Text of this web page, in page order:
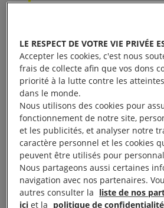
par nature. Des armes,
Le général Ahmed al Asiri,
coalition militaire dirigée par
déclaré le 19 décembre que la
d’utiliser les bombes à sous-
fabriquées au Royaume-Uni.
confirmer nos conclusions, selon
d’armes était utilisé depuis au
2015 dans le cadre du conflit.
révélé l’utilisation par la coalition
LE RESPECT DE VOTRE VIE PRIVÉE
Accepter les cookies, c'est nous
frais de collecte afin que vos dons
priorité à la lutte contre les
dans le monde.
Nous utilisons des cookies pour
fonctionnement de notre site,
et les publicités, et analyser notre
caractère personnel et les cookies
peuvent être utilisés pour
Nous partageons aussi certaines
navigation avec nos partenaires.
autres consulter la liste de nos
ici et la politique de